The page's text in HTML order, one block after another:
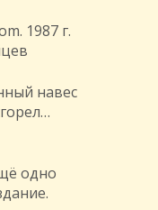
1987 г.
навес
одно